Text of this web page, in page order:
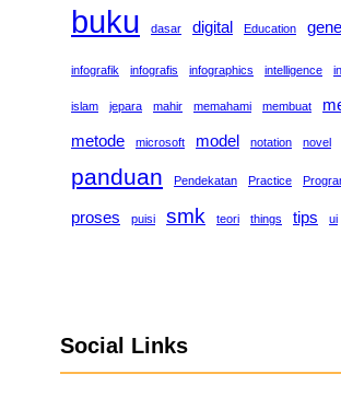
buku dasar digital Education
infografik infografis infographics intelligence
islam jepara mahir memahami membuat
metode
microsoft model notation novel
panduan Pendekatan Practice
proses puisi smk teori things tips ui
Social Links